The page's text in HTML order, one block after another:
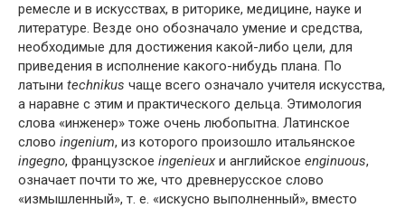
ремесле и в искусствах, в риторике, медицине, науке и
литературе. Везде оно обозначало умение и средства,
необходимые для достижения какой-либо цели, для
приведения в исполнение какого-нибудь плана. По
латыни technikus чаще всего означало учителя искусства,
а наравне с этим и практического дельца. Этимология
слова «инженер» тоже очень любопытна. Латинское
слово ingenium, из которого произошло итальянское
ingegno, французское ingenieux и английское enginuous,
означает почти то же, что древнерусское слово
«измышленный», т. е. «искусно выполненный», вместо